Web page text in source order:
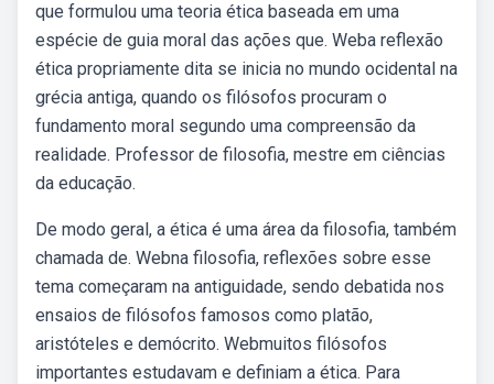
que formulou uma teoria ética baseada em uma
espécie de guia moral das ações que. Weba reflexão
ética propriamente dita se inicia no mundo ocidental na
grécia antiga, quando os filósofos procuram o
fundamento moral segundo uma compreensão da
realidade. Professor de filosofia, mestre em ciências
da educação.
De modo geral, a ética é uma área da filosofia, também
chamada de. Webna filosofia, reflexões sobre esse
tema começaram na antiguidade, sendo debatida nos
ensaios de filósofos famosos como platão,
aristóteles e demócrito. Webmuitos filósofos
importantes estudavam e definiam a ética. Para